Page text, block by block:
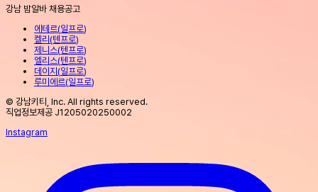
강남 밤알바 채용공고
에테르(일프로)
켈리(텐프로)
제니스(텐프로)
엘리스(텐프로)
데이지(일프로)
루미에르(일프로)
© 강남키티, Inc. All rights reserved.
직업정보제공 J1205020250002
Instagram